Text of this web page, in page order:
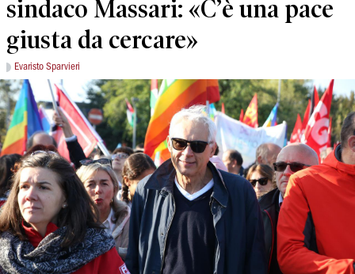
sindaco Massari: «C’è una pace
giusta da cercare»
Evaristo Sparvieri